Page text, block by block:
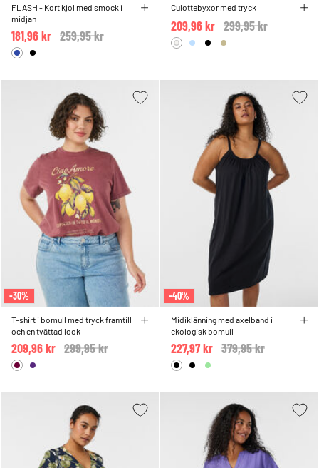
FLASH - Kort kjol med smock i
midjan
Price reduced from
259,95 kr
181,96 kr
Culottebyxor med tryck
Price reduced from
299,95 kr
209,96 kr
-30%
T-shirt i bomull med tryck framtill
och en tvättad look
Price reduced from
299,95 kr
209,96 kr
-40%
Midiklänning med axelband i
ekologisk bomull
Price reduced from
379,95 kr
227,97 kr